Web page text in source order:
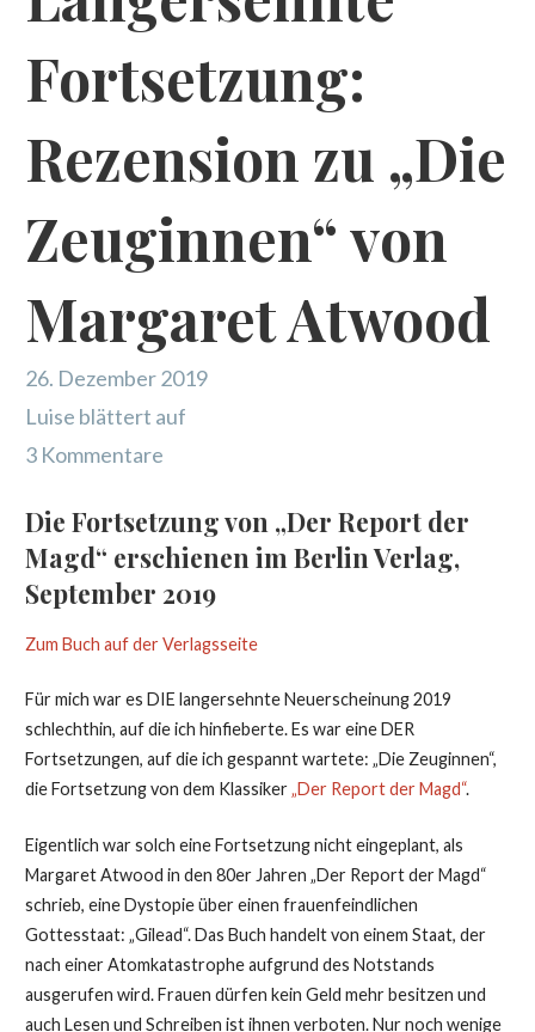
Fortsetzung:
Rezension zu „Die
Zeuginnen“ von
Margaret Atwood
26. Dezember 2019
Luise blättert auf
3 Kommentare
Die Fortsetzung von „Der Report der
Magd“ erschienen im Berlin Verlag,
September 2019
Zum Buch auf der Verlagsseite
Für mich war es DIE langersehnte Neuerscheinung 2019
schlechthin, auf die ich hinfieberte. Es war eine DER
Fortsetzungen, auf die ich gespannt wartete: „Die Zeuginnen“,
die Fortsetzung von dem Klassiker„Der Report der Magd“.
Eigentlich war solch eine Fortsetzung nicht eingeplant, als
Margaret Atwood in den 80er Jahren „Der Report der Magd“
schrieb, eine Dystopie über einen frauenfeindlichen
Gottesstaat: „Gilead“. Das Buch handelt von einem Staat, der
nach einer Atomkatastrophe aufgrund des Notstands
ausgerufen wird. Frauen dürfen kein Geld mehr besitzen und
auch Lesen und Schreiben ist ihnen verboten. Nur noch wenige